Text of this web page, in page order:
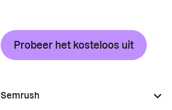
Probeer het kosteloos uit
Semrush